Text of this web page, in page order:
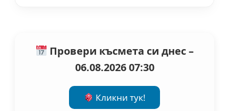
Провери късмета си днес –
06.08.2026 07:30
Кликни тук!